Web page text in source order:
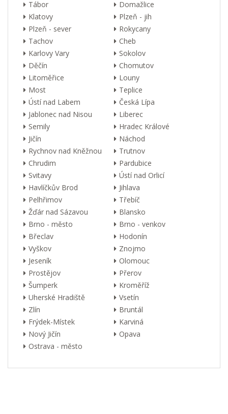
Tábor
Domažlice
Klatovy
Plzeň - jih
Plzeň - sever
Rokycany
Tachov
Cheb
Karlovy Vary
Sokolov
Děčín
Chomutov
Litoměřice
Louny
Most
Teplice
Ústí nad Labem
Česká Lípa
Jablonec nad Nisou
Liberec
Semily
Hradec Králové
Jičín
Náchod
Rychnov nad Kněžnou
Trutnov
Chrudim
Pardubice
Svitavy
Ústí nad Orlicí
Havlíčkův Brod
Jihlava
Pelhřimov
Třebíč
Žďár nad Sázavou
Blansko
Brno - město
Brno - venkov
Břeclav
Hodonín
Vyškov
Znojmo
Jeseník
Olomouc
Prostějov
Přerov
Šumperk
Kroměříž
Uherské Hradiště
Vsetín
Zlín
Bruntál
Frýdek-Místek
Karviná
Nový Jičín
Opava
Ostrava - město